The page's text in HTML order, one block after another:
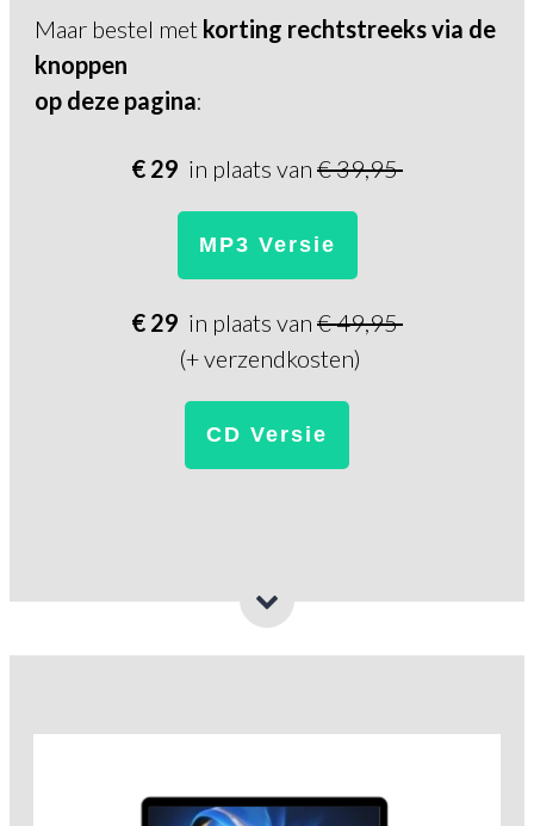
Maar bestel met korting rechtstreeks via de
knoppen
op deze pagina:
€ 29 in plaats van € 39,95
MP3 Versie
€ 29 in plaats van € 49,95
(+ verzendkosten)
CD Versie